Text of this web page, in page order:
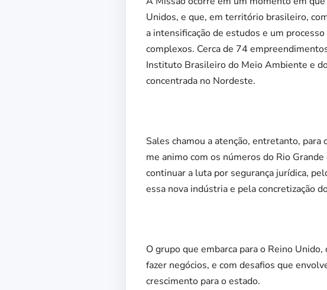
Unidos, e que, em território brasileiro,
a intensificação de estudos e um
complexos. Cerca de 74
Instituto Brasileiro do Meio Ambiente e
concentrada no Nordeste.
Sales chamou a atenção, entretanto,
me animo com os números do Rio
continuar a luta por segurança jurídica,
essa nova indústria e pela concretização
O grupo que embarca para o Reino
fazer negócios, e com desafios que
crescimento para o estado.